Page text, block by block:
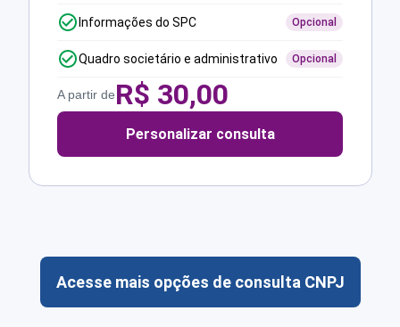
Informações do SPC Opcional
Quadro societário e administrativo Opcional
A partir deR$ 30,00
Personalizar consulta
Acesse mais opções de consulta CNPJ